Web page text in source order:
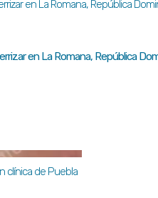
en La Romana, República